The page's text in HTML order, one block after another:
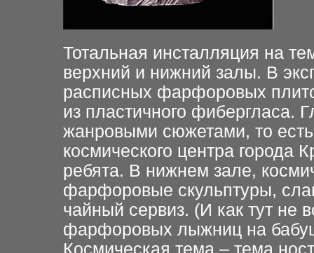
Тотальная инсталляция на
верхний и нижний залы. В
расписных фарфоровых
из пластичного фибергласа.
жанровыми сюжетами, то есть
космического центра города
ребята. В нижнем зале,
фарфоровые скульптуры,
чайный сервиз. (И как тут не
фарфоровых лыжниц на
Космическая тема – тема